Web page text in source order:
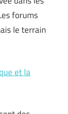
forums
le terrain
et la